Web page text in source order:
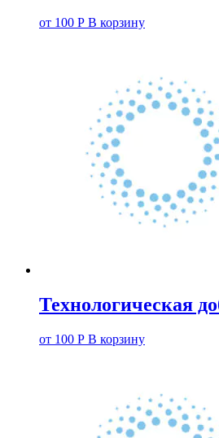
от 100 Р В корзину
Технологическая
от 100 Р В корзину